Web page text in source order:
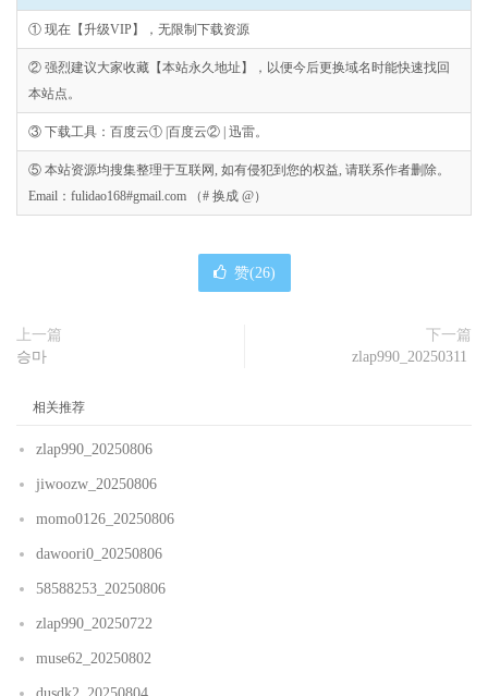
① 现在【升级VIP】，无限制下载资源
② 强烈建议大家收藏【本站永久地址】，以便今后更换域名时能快速找回
本站点。
③ 下载工具：百度云① |百度云② | 迅雷。
⑤ 本站资源均搜集整理于互联网, 如有侵犯到您的权益, 请联系作者删除。
Email：fulidao168#gmail.com （# 换成 @）
赞(26)
上一篇
승마
下一篇
zlap990_20250311
相关推荐
zlap990_20250806
jiwoozw_20250806
momo0126_20250806
dawoori0_20250806
58588253_20250806
zlap990_20250722
muse62_20250802